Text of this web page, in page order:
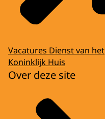
Vacatures Dienst van het
Koninklijk Huis
Over deze site